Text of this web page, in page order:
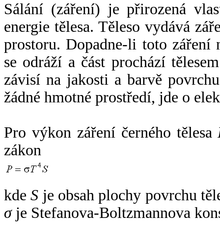
Sálání (záření) je přirozená
energie tělesa. Těleso vydává
prostoru. Dopadne-li toto záření
se odráží a část prochází
závisí na jakosti a barvě
žádné hmotné prostředí, jde o
Pro výkon záření černého tělesa
zákon
kdeS je obsah plochy povrchu
σje Stefanova-Boltzmannova